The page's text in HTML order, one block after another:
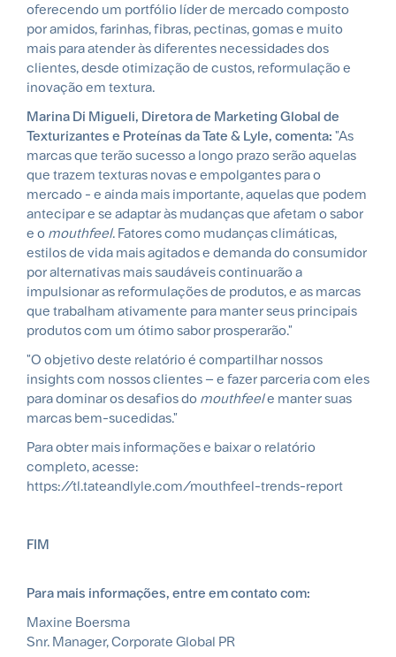
oferecendo um portfólio líder de mercado composto
por amidos, farinhas, fibras, pectinas, gomas e muito
mais para atender às diferentes necessidades dos
clientes, desde otimização de custos, reformulação e
inovação em textura.
Marina Di Migueli, Diretora de Marketing Global de
Texturizantes e Proteínas da Tate & Lyle, comenta: "As
marcas que terão sucesso a longo prazo serão aquelas
que trazem texturas novas e empolgantes para o
mercado - e ainda mais importante, aquelas que podem
antecipar e se adaptar às mudanças que afetam o sabor
e o mouthfeel. Fatores como mudanças climáticas,
estilos de vida mais agitados e demanda do consumidor
por alternativas mais saudáveis continuarão a
impulsionar as reformulações de produtos, e as marcas
que trabalham ativamente para manter seus principais
produtos com um ótimo sabor prosperarão."
"O objetivo deste relatório é compartilhar nossos
insights com nossos clientes – e fazer parceria com eles
para dominar os desafios do mouthfeele manter suas
marcas bem-sucedidas."
Para obter mais informações e baixar o relatório
completo, acesse:
https://tl.tateandlyle.com/mouthfeel-trends-report
FIM
Para mais informações, entre em contato com:
Maxine Boersma
Snr. Manager, Corporate Global PR